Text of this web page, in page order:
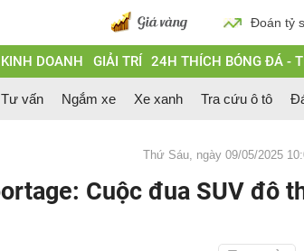
Đoán tỷ
KINH DOANH GIẢI TRÍ 24H THÍCH BÓNG ĐÁ -
Tư vấn Ngắm xe Xe xanh Tra cứu ô tô
Thứ Sáu, ngày 09/05/2025
Cuộc đua SUV đô